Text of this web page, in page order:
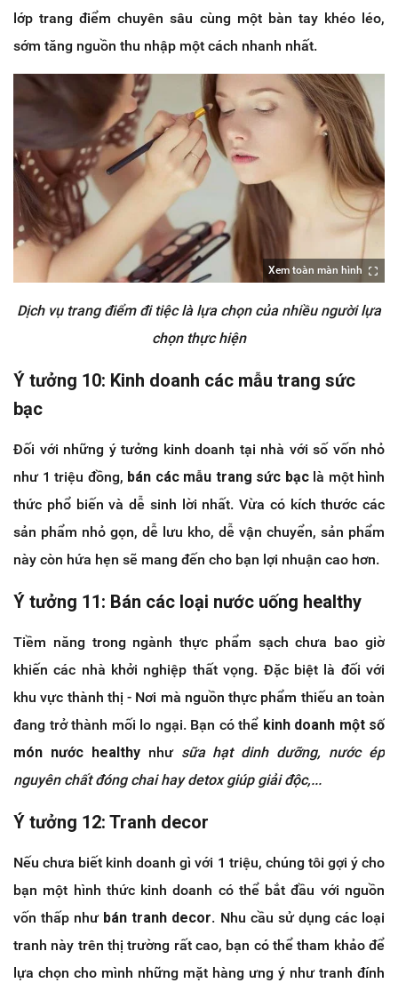
lớp trang điểm chuyên sâu cùng một bàn tay khéo léo,
sớm tăng nguồn thu nhập một cách nhanh nhất.
Xem toàn màn hình
Dịch vụ trang điểm đi tiệc là lựa chọn của nhiều người lựa
chọn thực hiện
Ý tưởng 10: Kinh doanh các mẫu trang sức
bạc
Đối với những ý tưởng kinh doanh tại nhà với số vốn nhỏ
như 1 triệu đồng, bán các mẫu trang sức bạclà một hình
thức phổ biến và dễ sinh lời nhất. Vừa có kích thước các
sản phẩm nhỏ gọn, dễ lưu kho, dễ vận chuyển, sản phẩm
này còn hứa hẹn sẽ mang đến cho bạn lợi nhuận cao hơn.
Ý tưởng 11: Bán các loại nước uống healthy
Tiềm năng trong ngành thực phẩm sạch chưa bao giờ
khiến các nhà khởi nghiệp thất vọng. Đặc biệt là đối với
khu vực thành thị - Nơi mà nguồn thực phẩm thiếu an toàn
đang trở thành mối lo ngại. Bạn có thể kinh doanh một số
món nước healthynhư sữa hạt dinh dưỡng, nước ép
nguyên chất đóng chai hay detox giúp giải độc,...
Ý tưởng 12: Tranh decor
Nếu chưa biết kinh doanh gì với 1 triệu, chúng tôi gợi ý cho
bạn một hình thức kinh doanh có thể bắt đầu với nguồn
vốn thấp như bán tranh decor. Nhu cầu sử dụng các loại
tranh này trên thị trường rất cao, bạn có thể tham khảo để
lựa chọn cho mình những mặt hàng ưng ý như tranh đính